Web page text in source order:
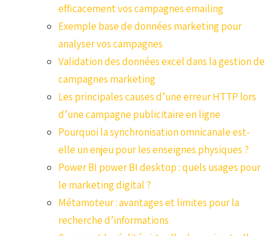
efficacement vos campagnes emailing
Exemple base de données marketing pour
analyser vos campagnes
Validation des données excel dans la gestion de
campagnes marketing
Les principales causes d’une erreur HTTP lors
d’une campagne publicitaire en ligne
Pourquoi la synchronisation omnicanale est-
elle un enjeu pour les enseignes physiques ?
Power BI power BI desktop : quels usages pour
le marketing digital ?
Métamoteur : avantages et limites pour la
recherche d’informations